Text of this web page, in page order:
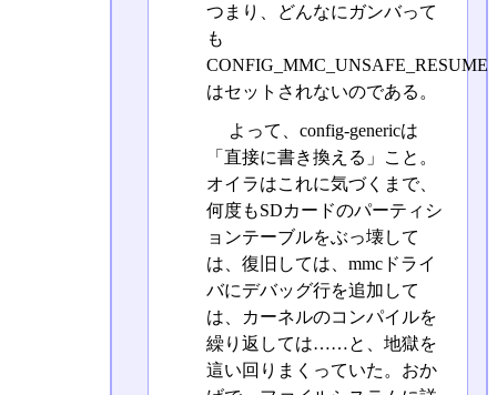
つまり、どんなにガンバって
も
CONFIG_MMC_UNSAFE_RESUME
はセットされないのである。
よって、config-genericは
「直接に書き換える」こと。
オイラはこれに気づくまで、
何度もSDカードのパーティシ
ョンテーブルをぶっ壊して
は、復旧しては、mmcドライ
バにデバッグ行を追加して
は、カーネルのコンパイルを
繰り返しては……と、地獄を
這い回りまくっていた。おか